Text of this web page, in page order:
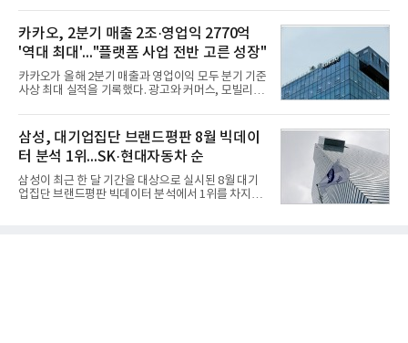
김승연, 이재현, 강호동, 김범수, 양종
용도가 떨어지는 재래식 무기를 새롭게 활용하는 방
안이 강구됐다. 또 핵심 구성품 국산화를 통해 수출상
의 제약을 해소하고자 노력했다. 이러한 LIG넥스원의
신기술 개발 성과가 집약된 무기체계가 바로 휴대용
지대공 유도무기 ‘신궁’이다.신궁은 이미 2009년 수
출을 위한 개량형 멀티런처 개발을 완료함으로써 기
능 다양화와 계열화 가능성을 선보인 바 있었다. 이번
부터 진행됐
카카오, 2분기 매출 2조·영업익 2770억
'역대 최대'..."플랫폼 사업 전반 고른 성장"
카카오가 올해 2분기 매출과 영업이익 모두 분기 기준
사상 최대 실적을 기록했다. 광고와 커머스, 모빌리
인했다.카카오는 6일 연결 기준 올해 2분기 매출 2조
985억원, 영업이익 2770억원을 기록했다고 밝혔다.
전년 동기 대비 매출은 9%, 영업이익은 36% 늘어난
수치다. 전년 동기 실적과 증가율은 카카오게임즈와
카카오헬스케어 관련 손익을 중단영업손익으로 반영
한 기준으로 산출됐다. 지난해 2분기 매출은 1조9175
억원, 영업이익은 2039억원이었다.플랫폼 부문 매출
삼성, 대기업집단 브랜드평판 8월 빅데이
터 분석 1위...SK·현대자동차 순
삼성이 최근 한 달 기간을 대상으로 실시된 8월 대기
업집단 브랜드평판 빅데이터 분석에서 1위를 차지했